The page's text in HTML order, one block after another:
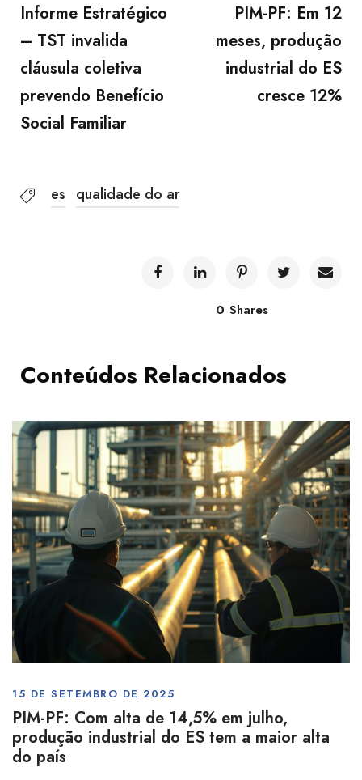
Informe Estratégico
– TST invalida
cláusula coletiva
prevendo Benefício
Social Familiar
PIM-PF: Em 12
meses, produção
industrial do ES
cresce 12%
es qualidade do ar
0 Shares
Conteúdos Relacionados
15 DE SETEMBRO DE 2025
PIM-PF: Com alta de 14,5% em julho,
produção industrial do ES tem a maior alta
do país